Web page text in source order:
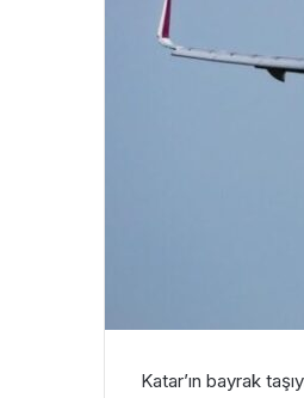
Katar’ın bayrak